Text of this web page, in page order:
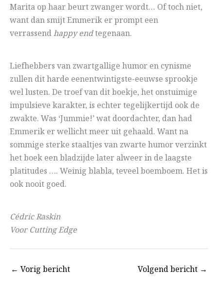
Marita op haar beurt zwanger wordt… Of toch niet,
want dan smijt Emmerik er prompt een
verrassendhappy endtegenaan.
Liefhebbers van zwartgallige humor en cynisme
zullen dit harde eenentwintigste-eeuwse sprookje
wel lusten. De troef van dit boekje, het onstuimige
impulsieve karakter, is echter tegelijkertijd ook de
zwakte. Was ‘Jummie!’ wat doordachter, dan had
Emmerik er wellicht meer uit gehaald. Want na
sommige sterke staaltjes van zwarte humor verzinkt
het boek een bladzijde later alweer in de laagste
platitudes …. Weinig blabla, teveel boemboem. Het is
ook nooit goed.
Cédric Raskin
Voor Cutting Edge
← Vorig bericht Volgend bericht →